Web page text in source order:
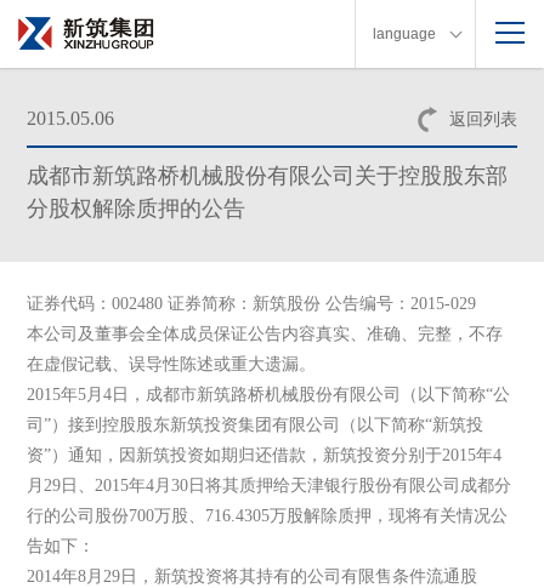
language
返回列表
2015.05.06
成都市新筑路桥机械股份有限公司关于控股股东部
分股权解除质押的公告
证券代码：002480 证券简称：新筑股份 公告编号：2015-029
本公司及董事会全体成员保证公告内容真实、准确、完整，不存
在虚假记载、误导性陈述或重大遗漏。
2015年5月4日，成都市新筑路桥机械股份有限公司（以下简称“公
司”）接到控股股东新筑投资集团有限公司（以下简称“新筑投
资”）通知，因新筑投资如期归还借款，新筑投资分别于2015年4
月29日、2015年4月30日将其质押给天津银行股份有限公司成都分
行的公司股份700万股、716.4305万股解除质押，现将有关情况公
告如下：
2014年8月29日，新筑投资将其持有的公司有限售条件流通股